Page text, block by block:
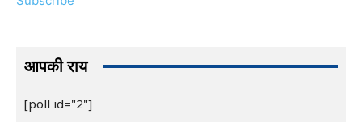
आपकी राय
[poll id="2"]